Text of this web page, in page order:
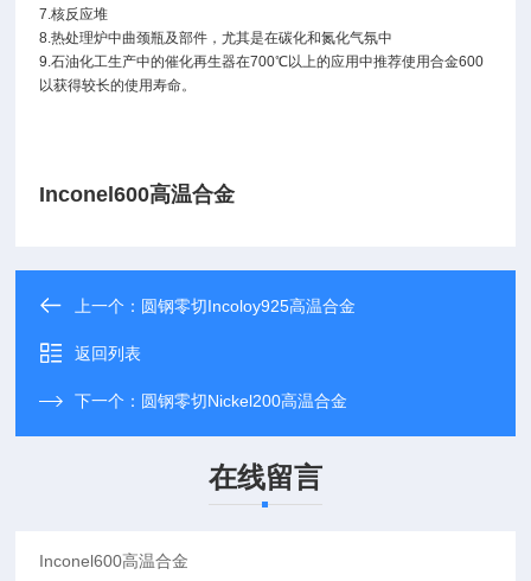
7.核反应堆
8.热处理炉中曲颈瓶及部件，尤其是在碳化和氮化气氛中
9.石油化工生产中的催化再生器在700℃以上的应用中推荐使用合金600
以获得较长的使用寿命。
Inconel600高温合金
上一个： 圆钢零切Incoloy925高温合金
返回列表
下一个： 圆钢零切Nickel200高温合金
在线留言